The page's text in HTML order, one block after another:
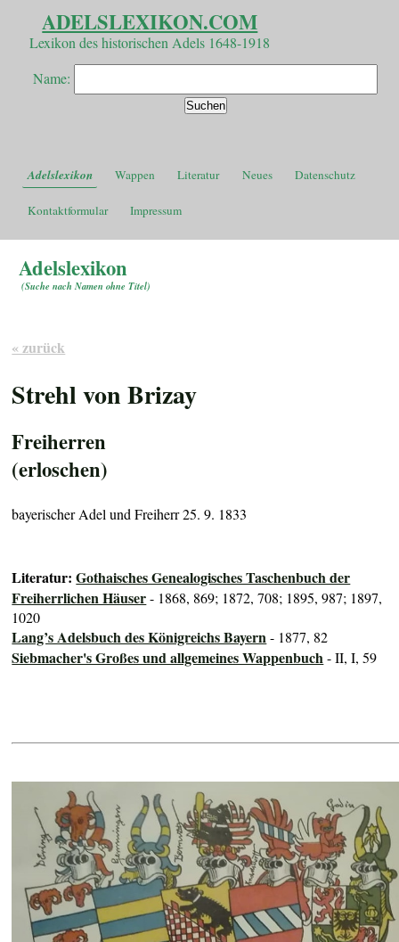
ADELSLEXIKON.COM
Lexikon des historischen Adels 1648-1918
Name:
Adelslexikon Wappen Literatur Neues Datenschutz
Kontaktformular Impressum
Adelslexikon
(Suche nach Namen ohne Titel)
« zurück
Strehl von Brizay
Freiherren
(erloschen)
bayerischer Adel und Freiherr 25. 9. 1833
Literatur:Gothaisches Genealogisches Taschenbuch der
Freiherrlichen Häuser- 1868, 869; 1872, 708; 1895, 987; 1897,
1020
Lang’s Adelsbuch des Königreichs Bayern- 1877, 82
Siebmacher's Großes und allgemeines Wappenbuch- II, I, 59